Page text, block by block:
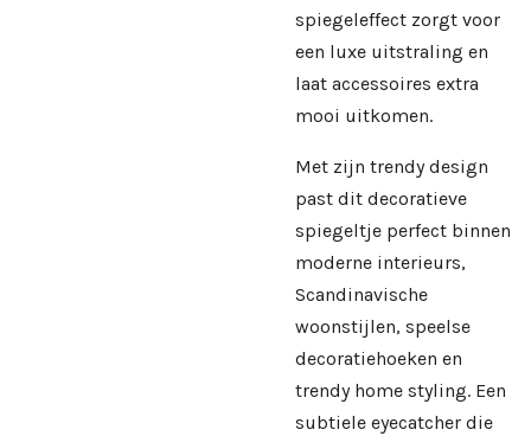
spiegeleffect zorgt voor
een luxe uitstraling en
laat accessoires extra
mooi uitkomen.
Met zijn trendy design
past dit decoratieve
spiegeltje perfect binnen
moderne interieurs,
Scandinavische
woonstijlen, speelse
decoratiehoeken en
trendy home styling. Een
subtiele eyecatcher die